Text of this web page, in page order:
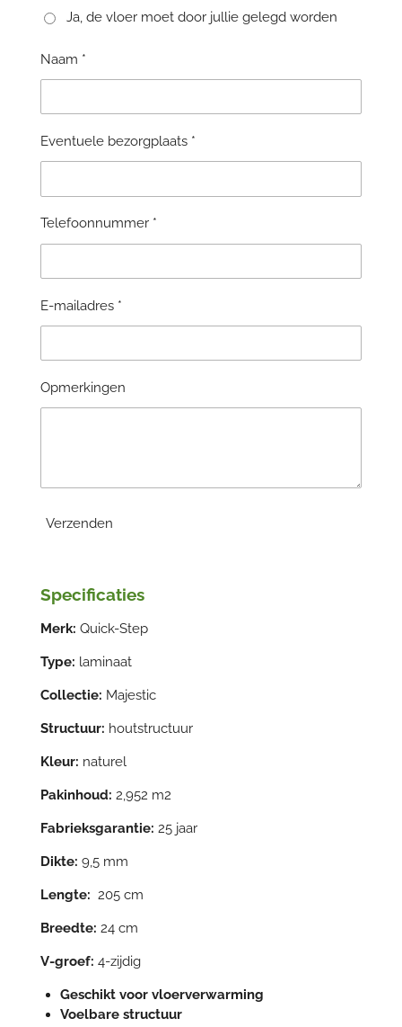
Ja, de vloer moet door jullie gelegd worden
Naam *
Eventuele bezorgplaats *
Telefoonnummer *
E-mailadres *
Opmerkingen
Verzenden
Specificaties
Merk: Quick-Step
Type: laminaat
Collectie: Majestic
Structuur: houtstructuur
Kleur: naturel
Pakinhoud: 2,952 m2
Fabrieksgarantie: 25 jaar
Dikte: 9,5 mm
Lengte: 205 cm
Breedte: 24 cm
V-groef: 4-zijdig
Geschikt voor vloerverwarming
Voelbare structuur